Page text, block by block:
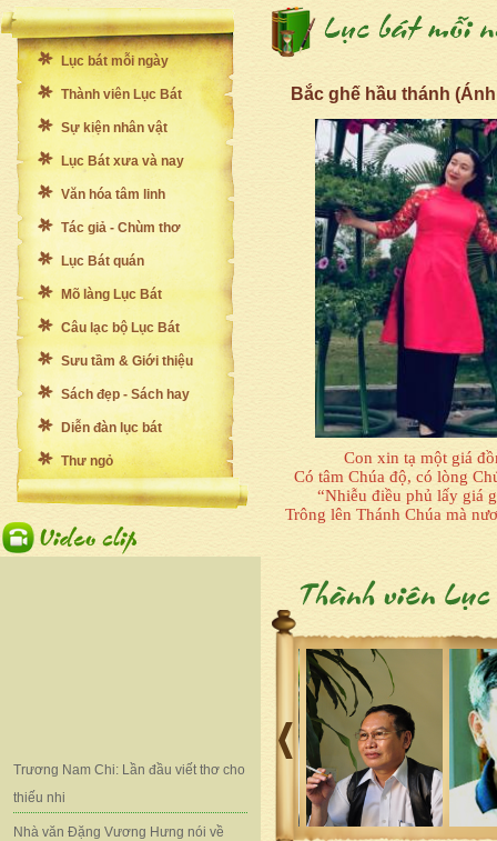
Lục bát mỗi ngày
Thành viên Lục Bát
Sự kiện nhân vật
Lục Bát xưa và nay
Văn hóa tâm linh
Tác giả - Chùm thơ
Lục Bát quán
Mõ làng Lục Bát
Câu lạc bộ Lục Bát
Sưu tầm & Giới thiệu
Sách đẹp - Sách hay
Diễn đàn lục bát
Thư ngỏ
Trương Nam Chi: Lần đầu viết thơ cho
thiếu nhi
Nhà văn Đặng Vương Hưng nói về
Bắc ghế hầu thánh
Con xin tạ một giá
Có tâm Chúa độ, có lòng
“Nhiễu điều phủ lấy giá
Trông lên Thánh Chúa mà